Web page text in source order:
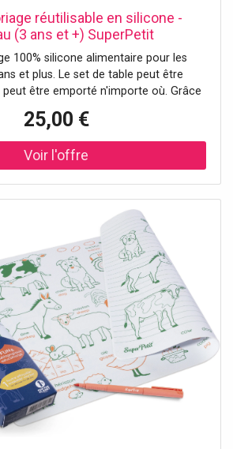
réutilisable en silicone -
(3 ans et +) SuperPetit
100% silicone alimentaire pour les
et plus. Le set de table peut être
être emporté n'importe où. Grâce
à l'infini. - Lot de feutres inclus -
de table : 40 x 30 cm - Non poreux et
: rincer avec un chiffon et de
: ASTM / EN71-1/EN71-2/EN71-3 -
du club 1% for the Planet.
25,00 €